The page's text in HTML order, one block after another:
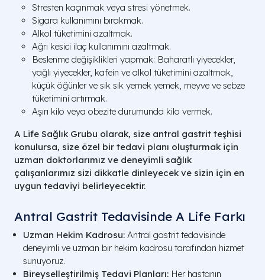
Stresten kaçınmak veya stresi yönetmek.
Sigara kullanımını bırakmak.
Alkol tüketimini azaltmak.
Ağrı kesici ilaç kullanımını azaltmak.
Beslenme değişiklikleri yapmak: Baharatlı yiyecekler,
yağlı yiyecekler, kafein ve alkol tüketimini azaltmak,
küçük öğünler ve sık sık yemek yemek, meyve ve sebze
tüketimini artırmak.
Aşırı kilo veya obezite durumunda kilo vermek.
A Life Sağlık Grubu olarak, size antral gastrit teşhisi
konulursa, size özel bir tedavi planı oluşturmak için
uzman doktorlarımız ve deneyimli sağlık
çalışanlarımız sizi dikkatle dinleyecek ve sizin için en
uygun tedaviyi belirleyecektir.
Antral Gastrit Tedavisinde A Life Farkı
Uzman Hekim Kadrosu: Antral gastrit tedavisinde
deneyimli ve uzman bir hekim kadrosu tarafından hizmet
sunuyoruz.
Bireyselleştirilmiş Tedavi Planları: Her hastanın